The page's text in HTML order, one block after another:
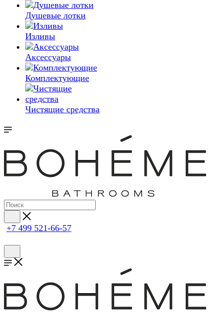
Душевые лотки
Изливы
Аксессуары
Комплектующие
Чистящие средства
+7 499 521-66-57